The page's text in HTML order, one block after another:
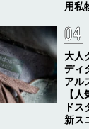
用私
大人
ディ
アル
【
ドス
新ス